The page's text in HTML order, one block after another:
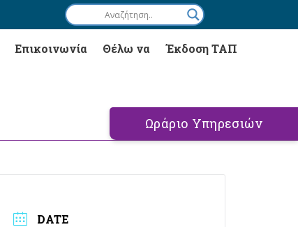
Επικοινωνία Θέλω να Έκδοση ΤΑΠ
Ωράριο Υπηρεσιών
DATE